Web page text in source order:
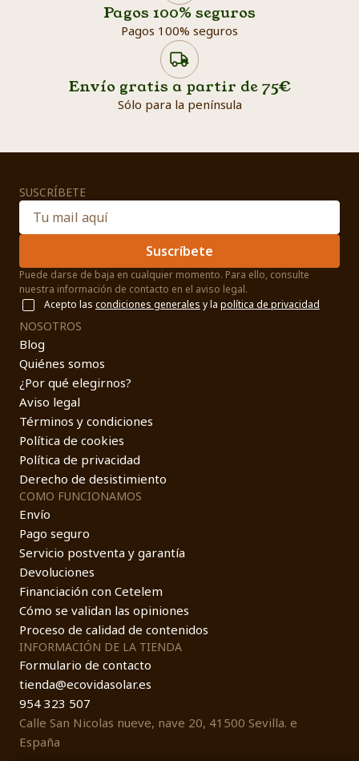
Pagos 100% seguros
Pagos 100% seguros
Envío gratis a partir de 75€
Sólo para la península
SUSCRÍBETE
Suscríbete
Puede darse de baja en cualquier momento. Para ello, consulte
nuestra información de contacto en el aviso legal.
Acepto las condiciones generales y la política de privacidad
NOSOTROS
Blog
Quiénes somos
¿Por qué elegirnos?
Aviso legal
Términos y condiciones
Política de cookies
Política de privacidad
Derecho de desistimiento
COMO FUNCIONAMOS
Envío
Pago seguro
Servicio postventa y garantía
Devoluciones
Financiación con Cetelem
Cómo se validan las opiniones
Proceso de calidad de contenidos
INFORMACIÓN DE LA TIENDA
Formulario de contacto
tienda@ecovidasolar.es
954 323 507
Calle San Nicolas nueve, nave 20, 41500 Sevilla. e
España